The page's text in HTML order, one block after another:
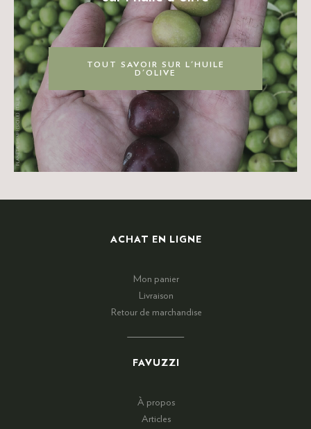
TOUT SAVOIR SUR L'HUILE
D'OLIVE
ACHAT EN LIGNE
Mon panier
Livraison
Retour de marchandise
FAVUZZI
À propos
Articles